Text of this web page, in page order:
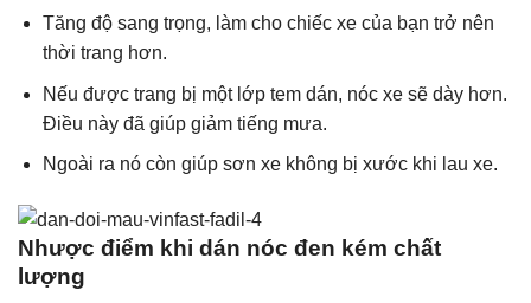
Tăng độ sang trọng, làm cho chiếc xe của bạn trở nên
thời trang hơn.
Nếu được trang bị một lớp tem dán, nóc xe sẽ dày hơn.
Điều này đã giúp giảm tiếng mưa.
Ngoài ra nó còn giúp sơn xe không bị xước khi lau xe.
Nhược điểm khi dán nóc đen kém chất
lượng